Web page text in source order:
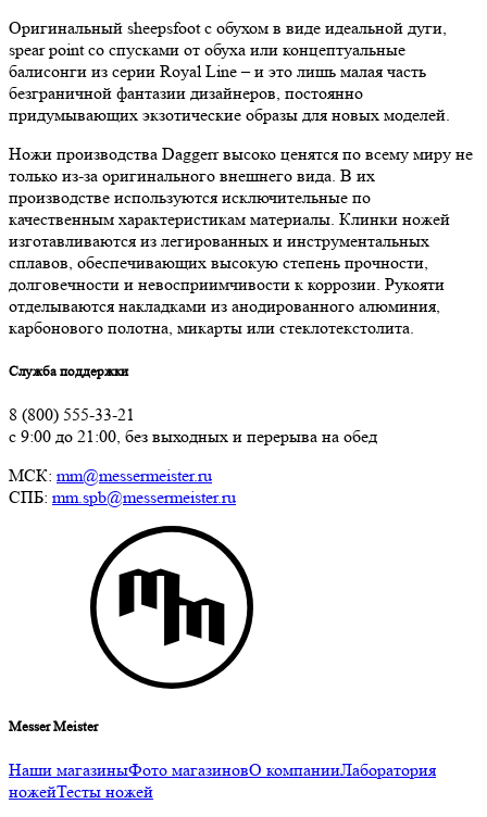
Оригинальный sheepsfoot с обухом в виде идеальной дуги,
spear point со спусками от обуха или концептуальные
балисонги из серии Royal Line – и это лишь малая часть
безграничной фантазии дизайнеров, постоянно
придумывающих экзотические образы для новых моделей.
Ножи производства Daggerr высоко ценятся по всему миру не
только из-за оригинального внешнего вида. В их
производстве используются исключительные по
качественным характеристикам материалы. Клинки ножей
изготавливаются из легированных и инструментальных
сплавов, обеспечивающих высокую степень прочности,
долговечности и невосприимчивости к коррозии. Рукояти
отделываются накладками из анодированного алюминия,
карбонового полотна, микарты или стеклотекстолита.
Служба поддержки
8 (800) 555-33-21
с 9:00 до 21:00, без выходных и перерыва на обед
МСК: mm@messermeister.ru
СПБ: mm.spb@messermeister.ru
Messer Meister
Наши магазиныФото магазиновО компанииЛаборатория
ножейТесты ножей